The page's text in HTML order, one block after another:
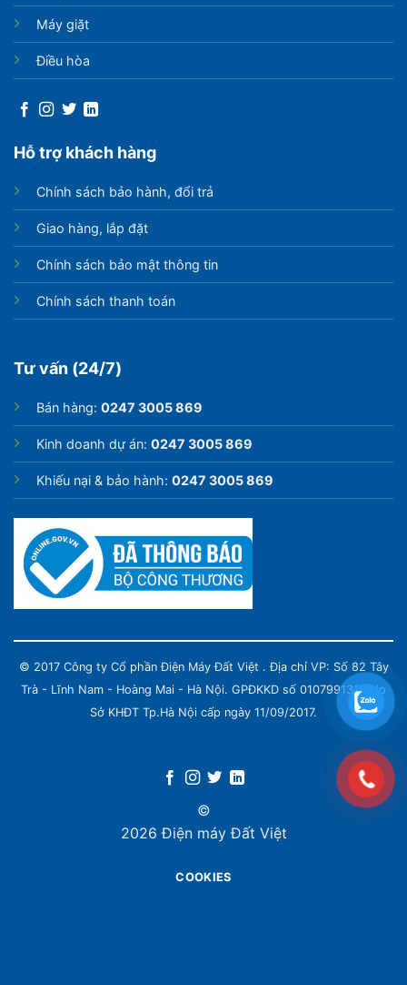
Máy giặt
Điều hòa
Hỗ trợ khách hàng
Chính sách bảo hành, đổi trả
Giao hàng, lắp đặt
Chính sách bảo mật thông tin
Chính sách thanh toán
Tư vấn (24/7)
Bán hàng: 0247 3005 869
Kinh doanh dự án: 0247 3005 869
Khiếu nại & bảo hành: 0247 3005 869
© 2017 Công ty Cổ phần Điện Máy Đất Việt . Địa chỉ VP: Số 82 Tây
Trà - Lĩnh Nam - Hoàng Mai - Hà Nội. GPĐKKD số 0107991339 do
Sở KHĐT Tp.Hà Nội cấp ngày 11/09/2017.
©
2026 Điện máy Đất Việt
COOKIES